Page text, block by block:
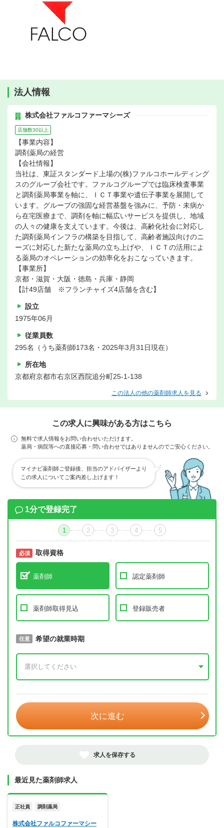
法人情報
株式会社ファルコファーマシーズ
店舗数30以上
【事業内容】
調剤薬局の経営
【会社情報】
当社は、東証スタンダード上場の(株)ファルコホールディング
スのグループ会社です。ファルコグループでは臨床検査事業
と調剤薬局事業を軸に、ＩＣＴ事業や遺伝子事業を展開して
います。グループの強固な経営基盤を強みに、予防・未病か
ら在宅医療まで、調剤を軸に幅広いサービスを提供し、地域
の人々の健康を支えています。今後は、高齢化社会に対応し
た調剤薬局インフラの構築を目指して、高齢者施設向けのニ
ーズに対応した新たな薬局の立ち上げや、ＩＣＴの活用によ
る薬局のオペレーションの効率化をおこなっていきます。
【事業所】
京都・滋賀・大阪・徳島・兵庫・静岡
【計49店舗 ※フランチャイズ4店舗を含む】
設立
1975年06月
従業員数
295名（うち薬剤師173名・2025年3月31日現在）
所在地
京都府京都市右京区西院追分町25-1-138
この法人の他の薬剤師求人を見る
この求人に興味がある方はこちら
無料で求人情報をお問い合わせいただけます。
薬局・病院等への直接応募・問い合わせではありませんのでご安心ください。
マイナビ薬剤師ご登録後、担当のアドバイザーより
この求人についてご案内差し上げます！
1分で登録完了
1 2 3 4 5
必須 取得資格
薬剤師 認定薬剤師
薬剤師取得見込 登録販売者
必須 取得予定年
任意 希望の就業時期
次に進む
求人を保存する
最近見た薬剤師求人
正社員 調剤薬局
株式会社ファルコファーマシー